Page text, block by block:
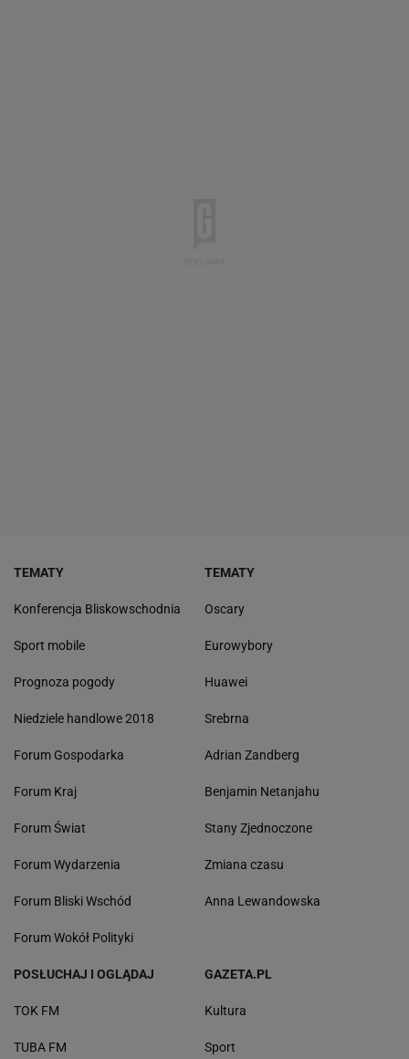
TEMATY
Konferencja Bliskowschodnia
Sport mobile
Prognoza pogody
Niedziele handlowe 2018
Forum Gospodarka
Forum Kraj
Forum Świat
Forum Wydarzenia
Forum Bliski Wschód
Forum Wokół Polityki
TEMATY
Oscary
Eurowybory
Huawei
Srebrna
Adrian Zandberg
Benjamin Netanjahu
Stany Zjednoczone
Zmiana czasu
Anna Lewandowska
POSŁUCHAJ I OGLĄDAJ
TOK FM
TUBA FM
GAZETA.PL
Kultura
Sport